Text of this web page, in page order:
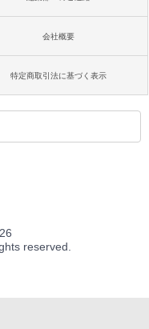
会社概要
特定商取引法に基づく表示
reserved.